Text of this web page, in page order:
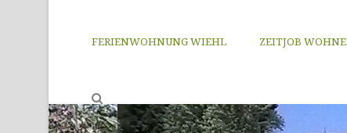
FERIENWOHNUNG WIEHL ZEITJOB